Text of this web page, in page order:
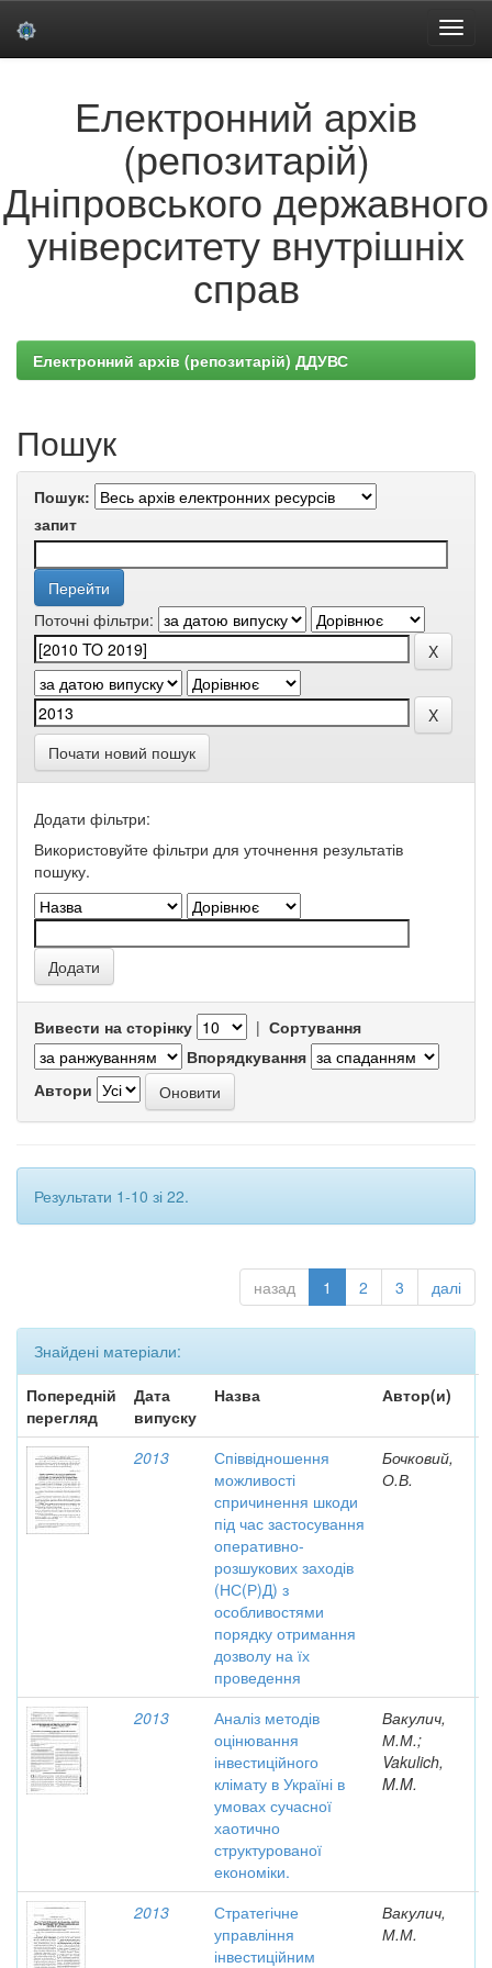
Електронний архів
(репозитарій)
Дніпровського державного
університету внутрішніх
справ
Електронний архів (репозитарій) ДДУВС
Пошук
Пошук:
запит
Поточні фільтри:
Почати новий пошук
Додати фільтри:
Використовуйте фільтри для уточнення результатів
пошуку.
Вивести на сторінку | Сортування
Впорядкування
Автори
Результати 1-10 зі 22.
назад 1 2 3 далі
Знайдені матеріали:
Попередній
перегляд
Дата
випуску
Назва Автор(и)
2013
Співвідношення
можливості
спричинення шкоди
під час застосування
оперативно-
розшукових заходів
(НС(Р)Д) з
особливостями
порядку отримання
дозволу на їх
проведення
Бочковий,
О.В.
2013
Аналіз методів
оцінювання
інвестиційного
клімату в Україні в
умовах сучасної
хаотично
структурованої
економіки.
Вакулич,
М.М.;
Vakulich,
M.M.
2013
Стратегічне
управління
інвестиційним
Вакулич,
М.М.